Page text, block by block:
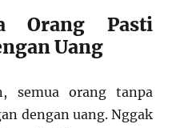
Orang Pasti
Uang
semua orang tanpa
dengan uang. Nggak